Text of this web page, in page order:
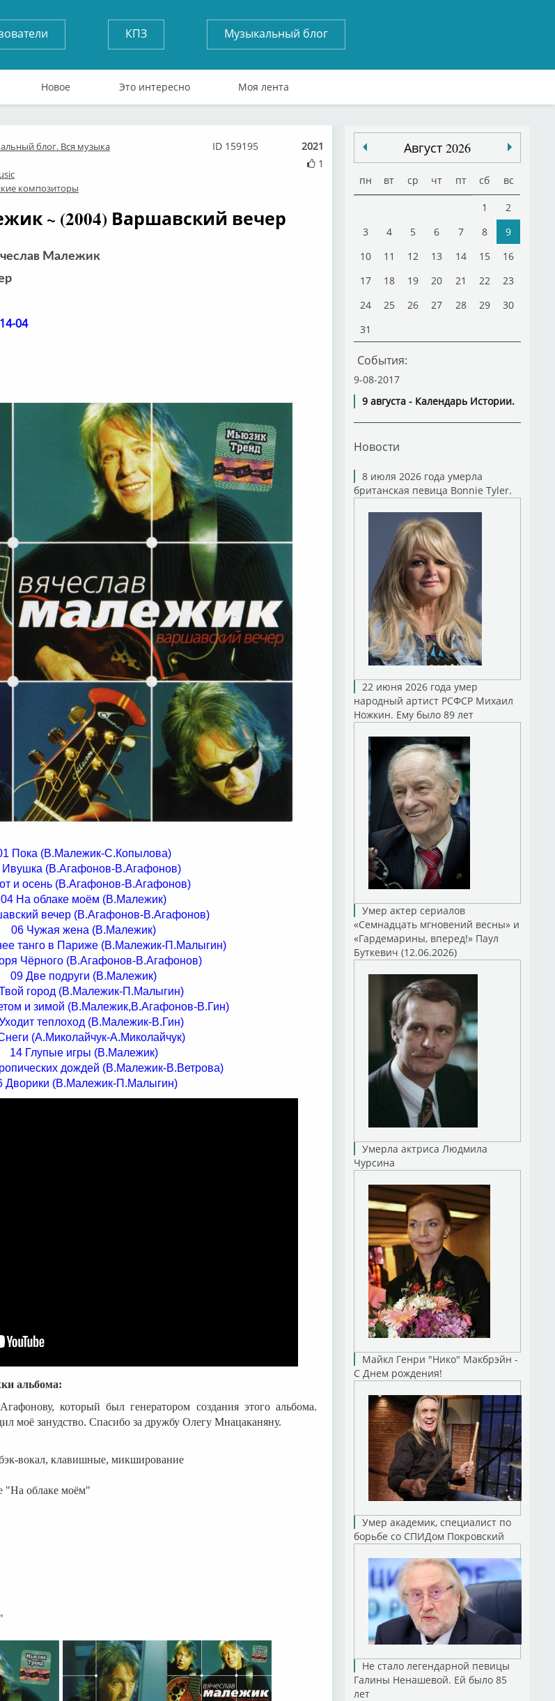
КПЗ Музыкальный блог
Новое Это интересно Моя лента
блог. Вся музыка
композиторы
2021
1
ID 159195
~ (2004) Варшавский вечер
Малежик
04
Пока (В.Малежик-С.Копылова)
Ивушка (В.Агафонов-В.Агафонов)
и осень (В.Агафонов-В.Агафонов)
04 На облаке моём (В.Малежик)
вечер (В.Агафонов-В.Агафонов)
06 Чужая жена (В.Малежик)
танго в Париже (В.Малежик-П.Малыгин)
Чёрного (В.Агафонов-В.Агафонов)
09 Две подруги (В.Малежик)
город (В.Малежик-П.Малыгин)
и зимой (В.Малежик,В.Агафонов-В.Гин)
теплоход (В.Малежик-В.Гин)
(А.Миколайчук-А.Миколайчук)
14 Глупые игры (В.Малежик)
дождей (В.Малежик-В.Ветрова)
Дворики (В.Малежик-П.Малыгин)
альбома:
который был генератором создания этого альбома.
моё занудство. Спасибо за дружбу Олегу Мнацаканяну.
вокал, клавишные, микширование
"На облаке моём"
Август 2026
пн вт ср чт пт сб вс
1
2
3
4 5 6 7 8
9
10
11 12 13 14 15
16
17
18 19 20 21 22
23
24
25 26 27 28 29
30
31
События:
9-08-2017
9 августа - Календарь Истории.
Новости
8 июля 2026 года умерла
британская певица Bonnie Tyler.
22 июня 2026 года умер
народный артист РСФСР Михаил
Ножкин. Ему было 89 лет
Умер актер сериалов
«Семнадцать мгновений весны» и
«Гардемарины, вперед!» Паул
Буткевич (12.06.2026)
Умерла актриса Людмила
Чурсина
Майкл Генри "Нико" Макбрэйн -
С Днем рождения!
Умер академик, специалист по
борьбе со СПИДом Покровский
Не стало легендарной певицы
Галины Ненашевой. Ей было 85
лет